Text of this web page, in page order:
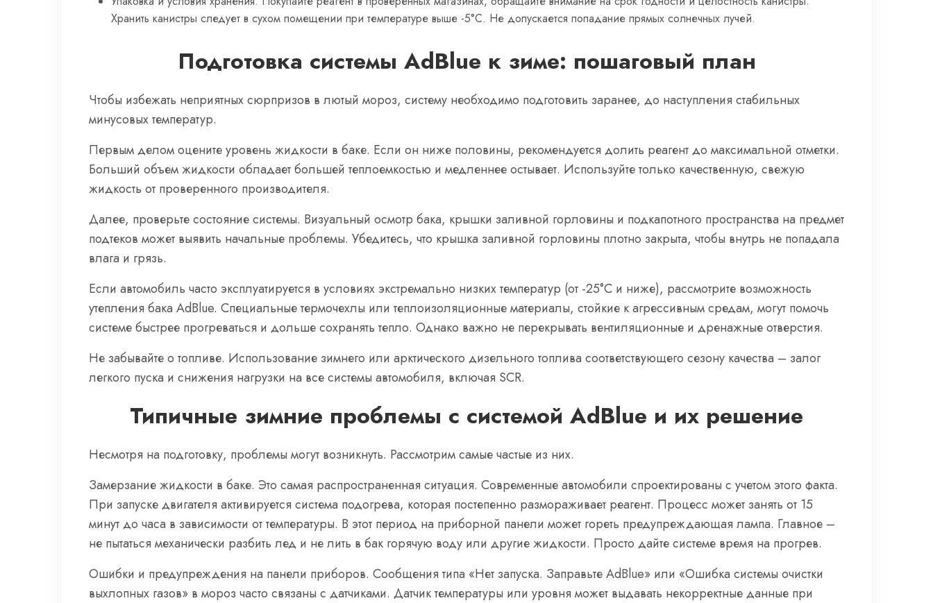
Хранить канистры следует в сухом помещении при температуре выше -5°C. Не допускается попадание прямых солнечных лучей.
Подготовка системы AdBlue к зиме: пошаговый план
Чтобы избежать неприятных сюрпризов в лютый мороз, систему необходимо подготовить заранее, до наступления стабильных
минусовых температур.
Первым делом оцените уровень жидкости в баке. Если он ниже половины, рекомендуется долить реагент до максимальной отметки.
Больший объем жидкости обладает большей теплоемкостью и медленнее остывает. Используйте только качественную, свежую
жидкость от проверенного производителя.
Далее, проверьте состояние системы. Визуальный осмотр бака, крышки заливной горловины и подкапотного пространства на предмет
подтеков может выявить начальные проблемы. Убедитесь, что крышка заливной горловины плотно закрыта, чтобы внутрь не попадала
влага и грязь.
Если автомобиль часто эксплуатируется в условиях экстремально низких температур (от -25°C и ниже), рассмотрите возможность
утепления бака AdBlue. Специальные термочехлы или теплоизоляционные материалы, стойкие к агрессивным средам, могут помочь
системе быстрее прогреваться и дольше сохранять тепло. Однако важно не перекрывать вентиляционные и дренажные отверстия.
Не забывайте о топливе. Использование зимнего или арктического дизельного топлива соответствующего сезону качества – залог
легкого пуска и снижения нагрузки на все системы автомобиля, включая SCR.
Типичные зимние проблемы с системой AdBlue и их решение
Несмотря на подготовку, проблемы могут возникнуть. Рассмотрим самые частые из них.
Замерзание жидкости в баке. Это самая распространенная ситуация. Современные автомобили спроектированы с учетом этого факта.
При запуске двигателя активируется система подогрева, которая постепенно размораживает реагент. Процесс может занять от 15
минут до часа в зависимости от температуры. В этот период на приборной панели может гореть предупреждающая лампа. Главное –
не пытаться механически разбить лед и не лить в бак горячую воду или другие жидкости. Просто дайте системе время на прогрев.
Ошибки и предупреждения на панели приборов. Сообщения типа «Нет запуска. Заправьте AdBlue» или «Ошибка системы очистки
выхлопных газов» в мороз часто связаны с датчиками. Датчик температуры или уровня может выдавать некорректные данные при